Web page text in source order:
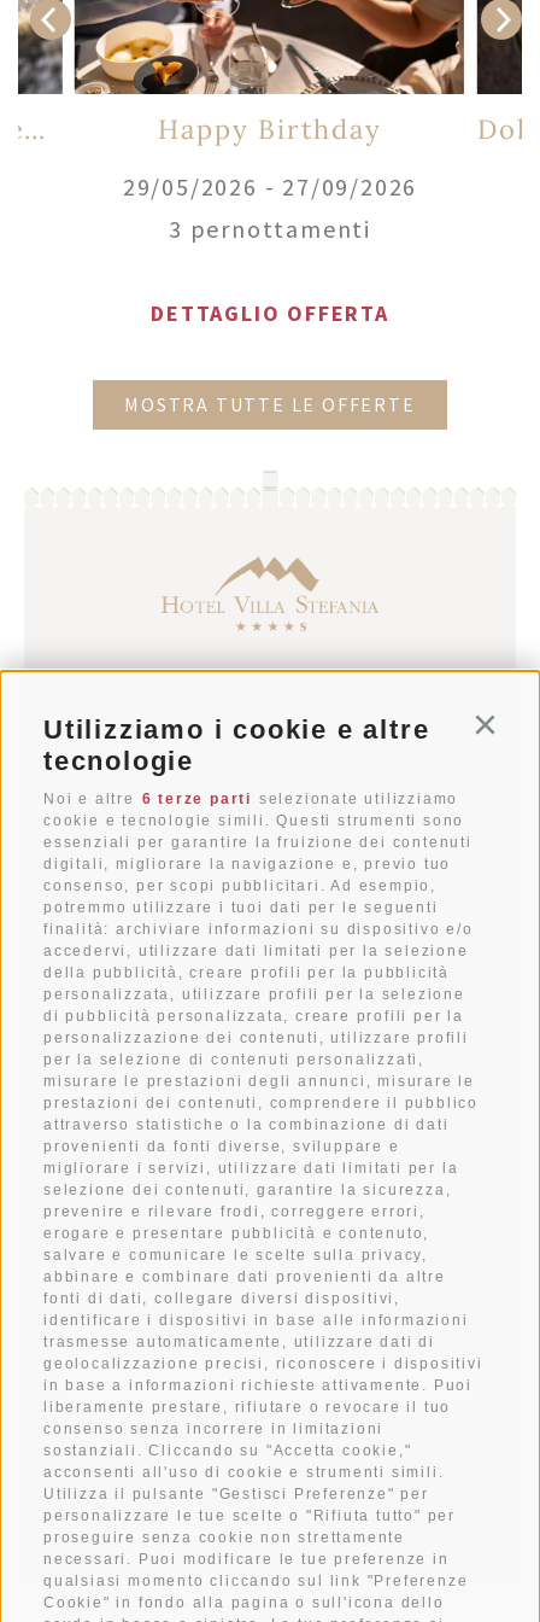
Utilizziamo i cookie e altre
tecnologie
Noi e altre 6 terze parti selezionate utilizziamo
cookie e tecnologie simili. Questi strumenti sono
essenziali per garantire la fruizione dei contenuti
digitali, migliorare la navigazione e, previo tuo
consenso, per scopi pubblicitari. Ad esempio,
potremmo utilizzare i tuoi dati per le seguenti
finalità: archiviare informazioni su dispositivo e/o
accedervi, utilizzare dati limitati per la selezione
della pubblicità, creare profili per la pubblicità
personalizzata, utilizzare profili per la selezione
di pubblicità personalizzata, creare profili per la
personalizzazione dei contenuti, utilizzare profili
per la selezione di contenuti personalizzati,
misurare le prestazioni degli annunci, misurare le
prestazioni dei contenuti, comprendere il pubblico
attraverso statistiche o la combinazione di dati
provenienti da fonti diverse, sviluppare e
migliorare i servizi, utilizzare dati limitati per la
selezione dei contenuti, garantire la sicurezza,
prevenire e rilevare frodi, correggere errori,
erogare e presentare pubblicità e contenuto,
salvare e comunicare le scelte sulla privacy,
abbinare e combinare dati provenienti da altre
fonti di dati, collegare diversi dispositivi,
identificare i dispositivi in base alle informazioni
trasmesse automaticamente, utilizzare dati di
geolocalizzazione precisi, riconoscere i dispositivi
in base a informazioni richieste attivamente. Puoi
liberamente prestare, rifiutare o revocare il tuo
consenso senza incorrere in limitazioni
sostanziali. Cliccando su "Accetta cookie,"
acconsenti all'uso di cookie e strumenti simili.
Utilizza il pulsante "Gestisci Preferenze" per
personalizzare le tue scelte o "Rifiuta tutto" per
proseguire senza cookie non strettamente
necessari. Puoi modificare le tue preferenze in
qualsiasi momento cliccando sul link "Preferenze
Cookie" in fondo alla pagina o sull'icona dello
Happy Birthday
29/05/2026 - 27/09/2026
3 pernottamenti
DETTAGLIO OFFERTA
Offerta per singles settembre & ottobre
MOSTRA TUTTE LE OFFERTE
T+39 0474 91 35 88
Via al Ponte dei Corrieri 1
I-39038 San Candido
Alto Adige . Dolomiti
METEO
COME RAGGIUNGERCI
IMMAGINI
CONTATTO
Iscriviti alla newsletter
ISCRIVITI
Letto e compreso laprivacy policy , autorizzo il Titolare al
trattamento dei dati personali